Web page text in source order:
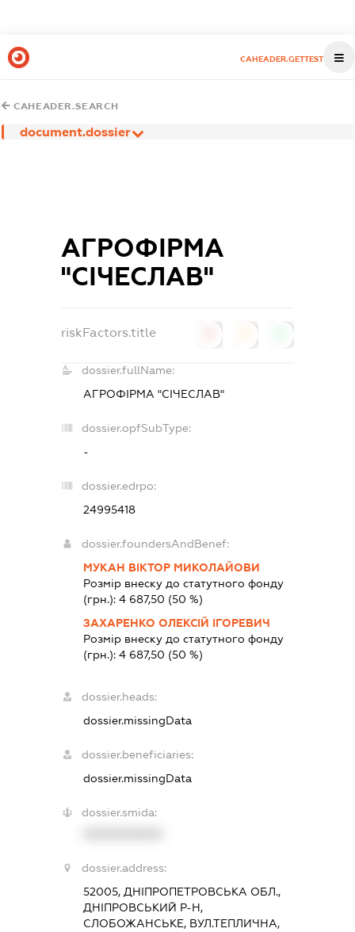
CAHEADER.GETTEST
CAHEADER.SEARCH
document.dossier
АГРОФІРМА
"СІЧЕСЛАВ"
riskFactors.title
dossier.fullName:
АГРОФІРМА "СІЧЕСЛАВ"
dossier.opfSubType:
-
dossier.edrpo:
24995418
dossier.foundersAndBenef:
МУКАН ВІКТОР МИКОЛАЙОВИ
Розмір внеску до статутного фонду
(грн.):4 687,50 (50 %)
ЗАХАРЕНКО ОЛЕКСІЙ ІГОРЕВИЧ
Розмір внеску до статутного фонду
(грн.):4 687,50 (50 %)
dossier.heads:
dossier.missingData
dossier.beneficiaries:
dossier.missingData
dossier.smida:
dossier.address:
52005, ДНІПРОПЕТРОВСЬКА ОБЛ.,
ДНІПРОВСЬКИЙ Р-Н,
СЛОБОЖАНСЬКЕ, ВУЛ.ТЕПЛИЧНА,